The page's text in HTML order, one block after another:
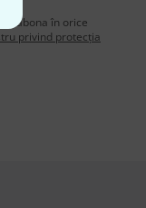
în orice
privind protecția